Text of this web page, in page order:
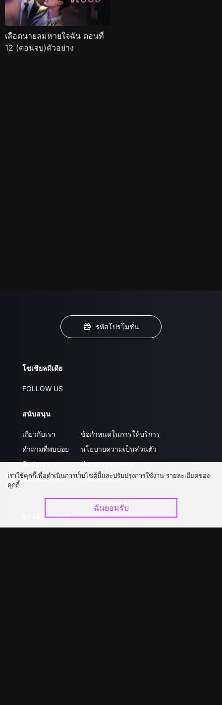
เลือดนายลมหายใจฉัน ตอนที่
12 (ตอนจบ)ตัวอย่าง
รหัสโปรโมชั่น
โซเชียลมีเดีย
FOLLOW US
สนับสนุน
เกี่ยวกับเรา
คำถามที่พบบ่อย
ติดต่อเรา
อัปเกรด วีไอพี
ข้อกำหนดในการให้บริการ
นโยบายความเป็นส่วนตัว
ส่งผลงานของคุณ
ร่วมงานกับเรา
ดาวน์โหลดแอป
เราใช้คุกกี้เพื่อดำเนินการเว็บไซต์นี้และปรับปรุงการใช้งาน รายละเอียดของ
คุกกี้
ฉันยอมรับ